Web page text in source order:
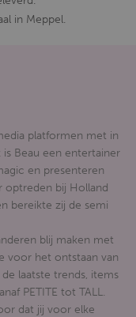
in Meppel.
platformen met in
Beau een entertainer
en presenteren
optreden bij Holland
bereikte zij de semi
blij maken met
voor het ontstaan van
laatste trends, items
PETITE tot TALL.
dat jij voor elke